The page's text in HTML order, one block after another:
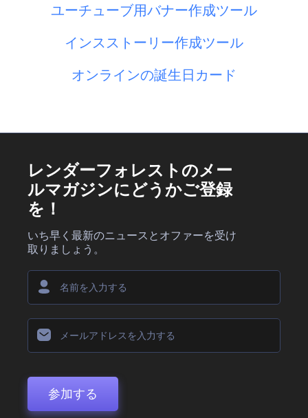
ユーチューブ用バナー作成ツール
インスストーリー作成ツール
オンラインの誕生日カード
レンダーフォレストのメー
ルマガジンにどうかご登録
を！
いち早く最新のニュースとオファーを受け
取りましょう。
参加する